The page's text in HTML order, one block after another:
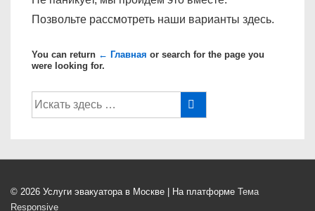
Позвольте рассмотреть наши варианты здесь.
You can return ← Главная or search for the page you
were looking for.
Поиск
по:
© 2026 Услуги эвакуатора в Москве | На платформе Тема
Responsive